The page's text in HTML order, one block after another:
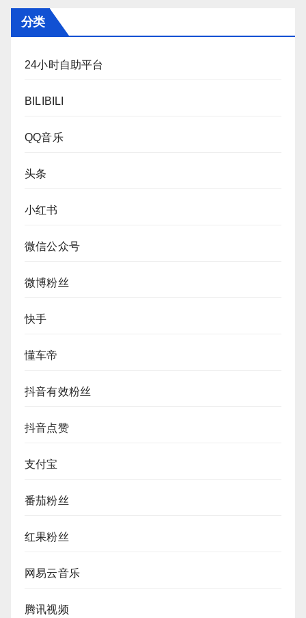
分类
24小时自助平台
BILIBILI
QQ音乐
头条
小红书
微信公众号
微博粉丝
快手
懂车帝
抖音有效粉丝
抖音点赞
支付宝
番茄粉丝
红果粉丝
网易云音乐
腾讯视频